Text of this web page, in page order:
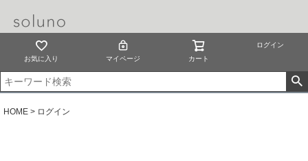
お気に入り マイページ カート
ログイン
HOME ログイン